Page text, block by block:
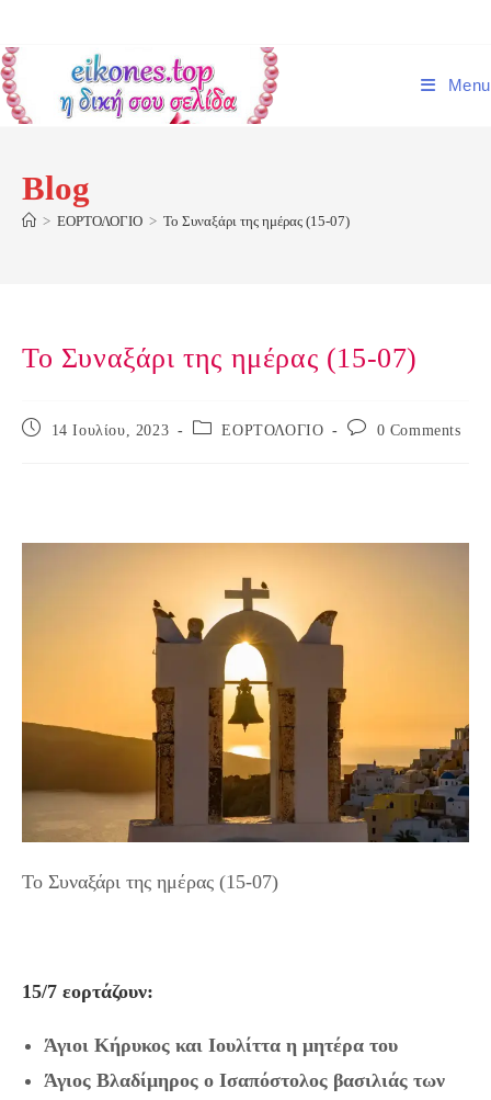
content
Menu
Blog
> ΕΟΡΤΟΛΟΓΙΟ > Το Συναξάρι της ημέρας (15-07)
Το Συναξάρι της ημέρας (15-07)
Post
14 Ιουλίου, 2023
Post ΕΟΡΤΟΛΟΓΙΟ
Post
0 Comments
Το Συναξάρι της ημέρας (15-07)
15/7 εορτάζουν:
Άγιοι Κήρυκος και Ιουλίττα η μητέρα του
Άγιος Βλαδίμηρος ο Ισαπόστολος βασιλιάς των